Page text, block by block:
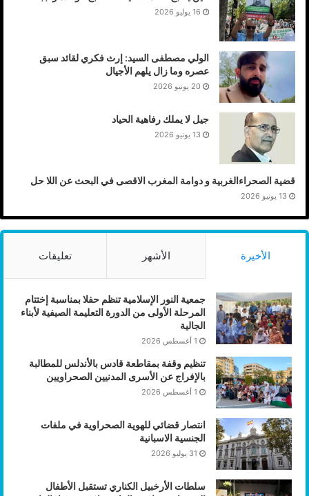
16 يوليو 2026
الولي مصطفى السيد: إرث فكري لقائد سبق
عصره وما زال يلهم الأجيال
20 يونيو 2026
جيل لا يملك رفاهية الحياد
13 يونيو 2026
قضية الصحراءالغربية و دوامة المغرب الاقصى في البحث عن اللا حل
13 يونيو 2026
الأخيرة الأشهر تعليقات
جمعية النور الإسلامية تنظم حفلا بمناسبة إختتام
المرحلة الأولى من الدورة التعليمة الصيفية لأبناء
الجالية
1 أغسطس 2026
تنظيم وقفة بمقاطعة قادس بالأندلس للمطالبة
بالإفراج عن الأسرى المدنيين الصحراويين
1 أغسطس 2026
انتصار قضائي للهوية الصحراوية في ملفات
الجنسية الاسبانية
31 يوليو 2026
سلطات الأرخبيل الكناري تستقبل الأطفال